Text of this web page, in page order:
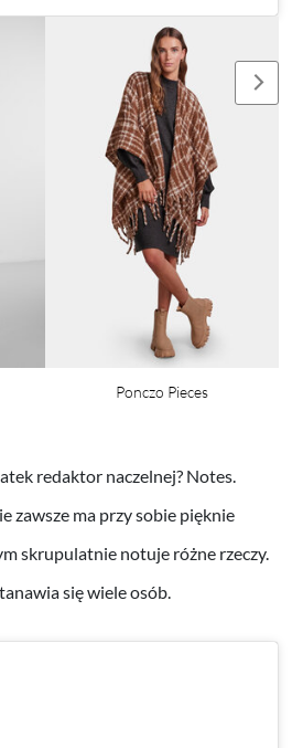
Ponczo Pieces
redaktor naczelnej? Notes.
zawsze ma przy sobie pięknie
skrupulatnie notuje różne rzeczy.
się wiele osób.